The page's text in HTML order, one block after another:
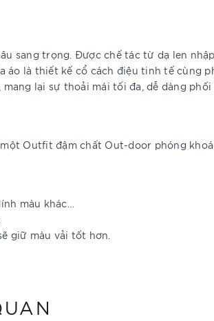
sang trọng. Được chế tác từ dạ len
áo là thiết kế cổ cách điệu tinh tế cùng
lại sự thoải mái tối đa, dễ dàng
Outfit đậm chất Out-door phóng
màu khác…
giữ màu vải tốt hơn.